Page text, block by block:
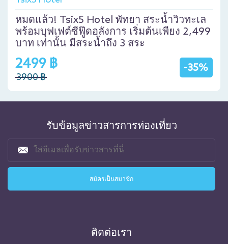
หมดแล้ว! Tsix5 Hotel พัทยา สระน้ำวิวทะเล
พร้อมบุฟเฟต์ซีฟู๊ดอลังการ เริ่มต้นเพียง 2,499
บาท เท่านั้น มีสระน้ำถึง 3 สระ
-35%
2499 ฿
3900 ฿
รับข้อมูลข่าวสารการท่องเที่ยว
ติดต่อเรา